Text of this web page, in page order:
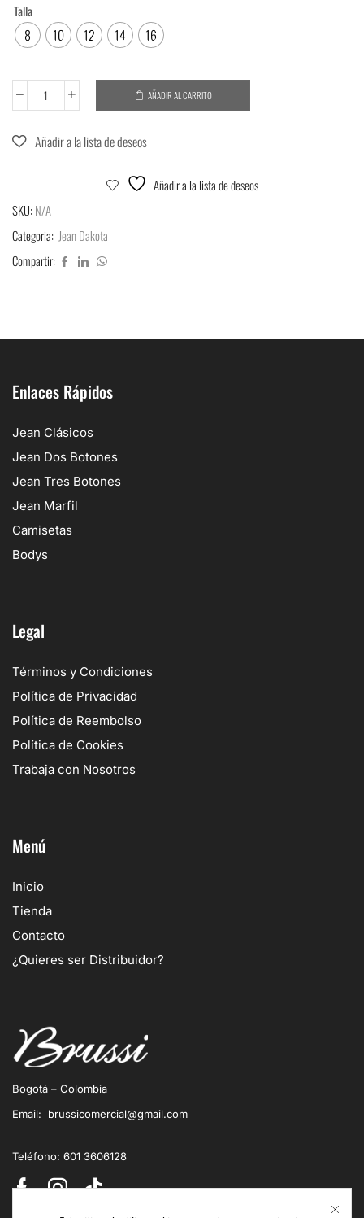
Talla
8 10 12 14 16
AÑADIR AL CARRITO
Añadir a la lista de deseos
SKU:N/A
Categoria: Jean Dakota
Compartir:
Enlaces Rápidos
Jean Clásicos
Jean Dos Botones
Jean Tres Botones
Jean Marfil
Camisetas
Bodys
Legal
Términos y Condiciones
Política de Privacidad
Política de Reembolso
Política de Cookies
Trabaja con Nosotros
Menú
Inicio
Tienda
Contacto
¿Quieres ser Distribuidor?
Bogotá – Colombia
Email: brussicomercial@gmail.com
Teléfono: 601 3606128